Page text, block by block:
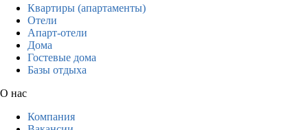
Квартиры (апартаменты)
Отели
Апарт-отели
Дома
Гостевые дома
Базы отдыха
О нас
Компания